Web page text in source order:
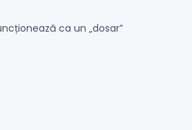
ca un „dosar”